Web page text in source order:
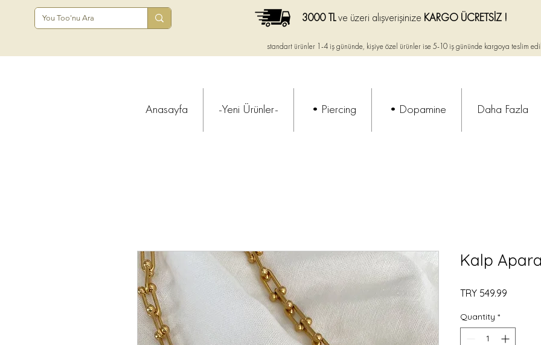
standart ürünler 1-4 iş gününde, kişiye özel ürünler ise 5-10 iş gününde kargoya teslim
3000 TLve üzeri alışverişinize KARGO ÜCRETSİZ !
Anasayfa -Yeni Ürünler- •Piercing •Dopamine Daha Fazla
Kalp
TRY 549.99
Quantity *